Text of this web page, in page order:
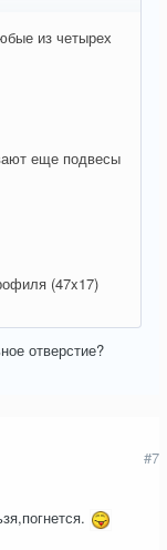
из четырех
еще подвесы
(47x17)
отверстие?
#7